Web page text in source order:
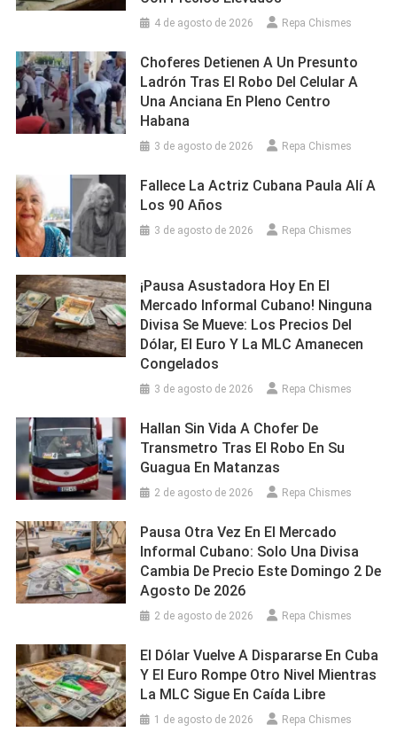
4 de agosto de 2026 Repa Chismes
Choferes Detienen A Un Presunto
Ladrón Tras El Robo Del Celular A
Una Anciana En Pleno Centro
Habana
3 de agosto de 2026 Repa Chismes
Fallece La Actriz Cubana Paula Alí A
Los 90 Años
3 de agosto de 2026 Repa Chismes
¡Pausa Asustadora Hoy En El
Mercado Informal Cubano! Ninguna
Divisa Se Mueve: Los Precios Del
Dólar, El Euro Y La MLC Amanecen
Congelados
3 de agosto de 2026 Repa Chismes
Hallan Sin Vida A Chofer De
Transmetro Tras El Robo En Su
Guagua En Matanzas
2 de agosto de 2026 Repa Chismes
Pausa Otra Vez En El Mercado
Informal Cubano: Solo Una Divisa
Cambia De Precio Este Domingo 2 De
Agosto De 2026
2 de agosto de 2026 Repa Chismes
El Dólar Vuelve A Dispararse En Cuba
Y El Euro Rompe Otro Nivel Mientras
La MLC Sigue En Caída Libre
1 de agosto de 2026 Repa Chismes